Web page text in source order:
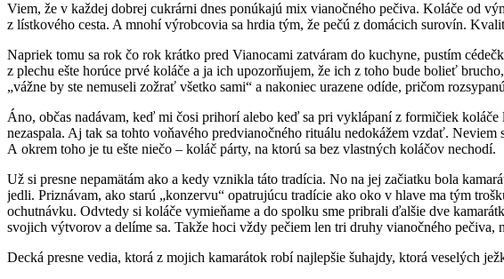
Viem, že v každej dobrej cukrárni dnes ponúkajú mix vianočného pečiva. Koláče od
z lístkového cesta. A mnohí výrobcovia sa hrdia tým, že pečú z domácich surovín.
Napriek tomu sa rok čo rok krátko pred Vianocami zatváram do kuchyne, pustím
z plechu ešte horúce prvé koláče a ja ich upozorňujem, že ich z toho bude bolieť
„vážne by ste nemuseli zožrať všetko sami“ a nakoniec urazene odíde, pričom
Áno, občas nadávam, keď mi čosi prihorí alebo keď sa pri vyklápaní z formičiek
nezaspala. Aj tak sa tohto voňavého predvianočného rituálu nedokážem vzdať.
A okrem toho je tu ešte niečo – koláč párty, na ktorú sa bez vlastných koláčov nechodí.
Už si presne nepamätám ako a kedy vznikla táto tradícia. No na jej začiatku bola
jedli. Priznávam, ako starú „konzervu“ opatrujúcu tradície ako oko v hlave ma tým
ochutnávku. Odvtedy si koláče vymieňame a do spolku sme pribrali ďalšie dve
svojich výtvorov a delíme sa. Takže hoci vždy pečiem len tri druhy vianočného pečiva,
Decká presne vedia, ktorá z mojich kamarátok robí najlepšie šuhajdy, ktorá veselých